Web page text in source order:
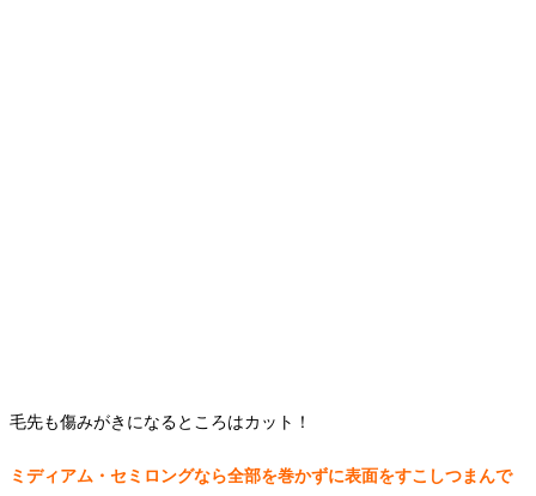
毛先も傷みがきになるところはカット！
ミディアム・セミロングなら全部を巻かずに表面をすこしつまんで